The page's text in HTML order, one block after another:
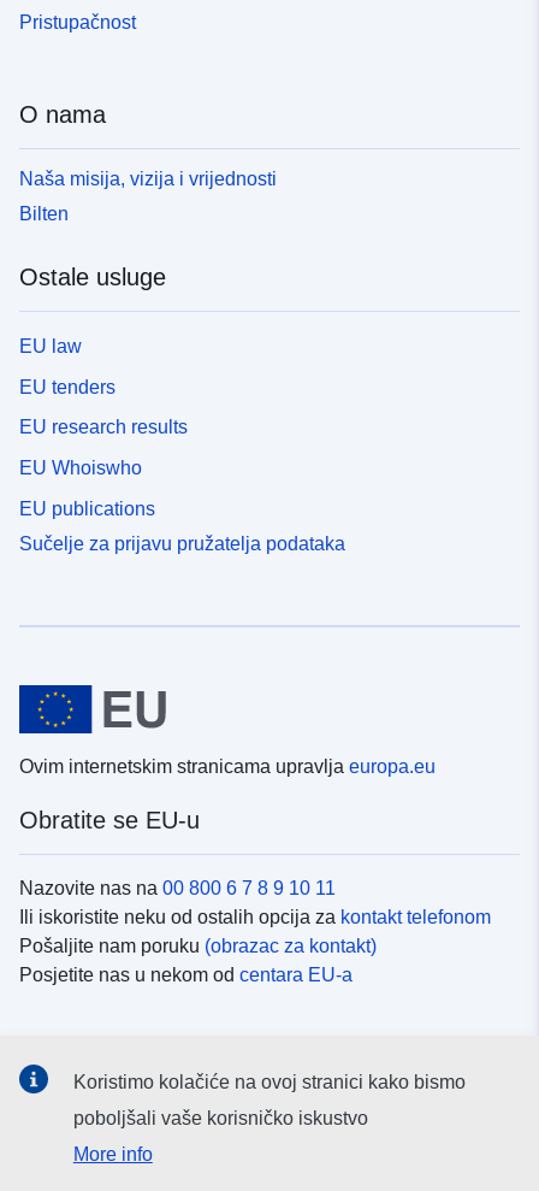
Pristupačnost
O nama
Naša misija, vizija i vrijednosti
Bilten
Ostale usluge
EU law
EU tenders
EU research results
EU Whoiswho
EU publications
Sučelje za prijavu pružatelja podataka
Ovim internetskim stranicama upravlja europa.eu
Obratite se EU-u
Nazovite nas na 00 800 6 7 8 9 10 11
Ili iskoristite neku od ostalih opcija za kontakt telefonom
Pošaljite nam poruku (obrazac za kontakt)
Posjetite nas u nekom od centara EU-a
Potražite kanale EU-a nadruštvenim mrežama
Koristimo kolačiće na ovoj stranici kako bismo
poboljšali vaše korisničko iskustvo
More info